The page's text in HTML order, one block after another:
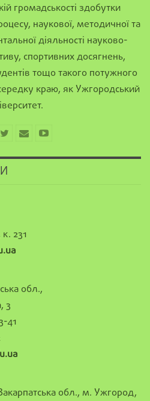
громадськості здобутки
наукової, методичної та
діяльності науково-
спортивних досягнень,
тощо такого потужного
краю, як Ужгородський
231
обл.,
3
41
обл., м. Ужгород,